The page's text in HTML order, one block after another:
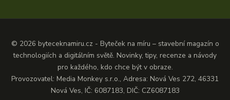
© 2026 byteceknamiru.cz - Byteček na míru – stavební magazín o
technologiích a digitálním světě. Novinky, tipy, recenze a návody
pro každého, kdo chce být v obraze.
Provozovatel: Media Monkey s.r.o., Adresa: Nová Ves 272, 46331
Nová Ves, IČ: 6087183, DIČ: CZ6087183